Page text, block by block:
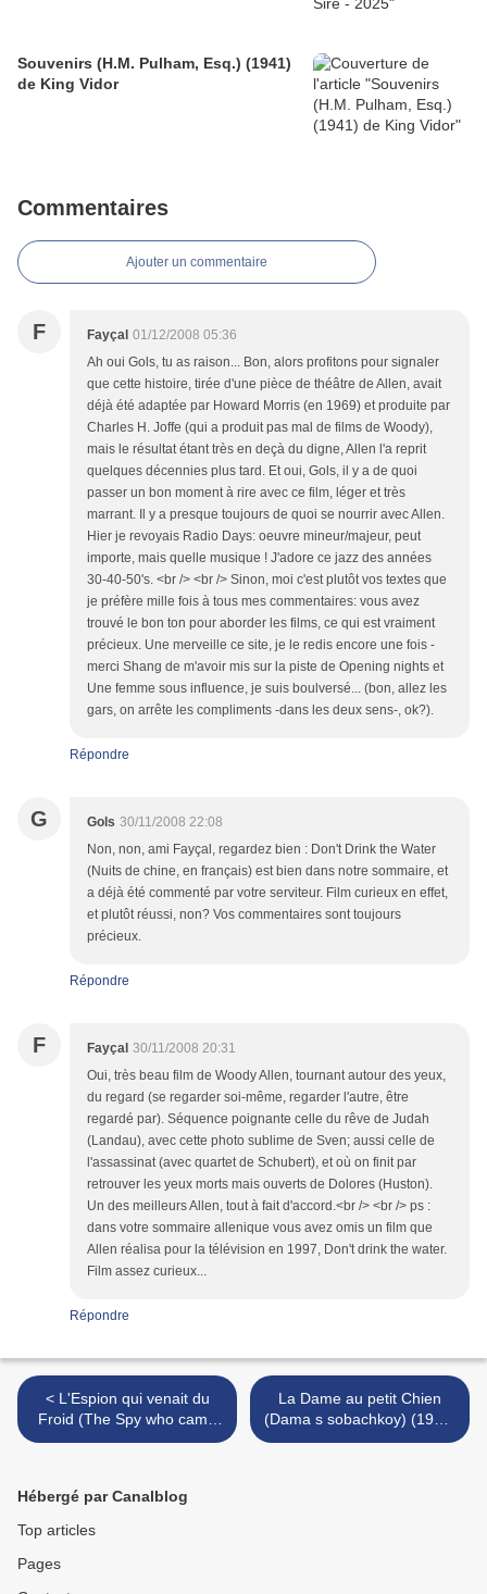
Souvenirs (H.M. Pulham, Esq.) (1941)
de King Vidor
Commentaires
Ajouter un commentaire
F Fayçal 01/12/2008 05:36
Ah oui Gols, tu as raison... Bon, alors profitons pour signaler
que cette histoire, tirée d'une pièce de théâtre de Allen, avait
déjà été adaptée par Howard Morris (en 1969) et produite par
Charles H. Joffe (qui a produit pas mal de films de Woody),
mais le résultat étant très en deçà du digne, Allen l'a reprit
quelques décennies plus tard. Et oui, Gols, il y a de quoi
passer un bon moment à rire avec ce film, léger et très
marrant. Il y a presque toujours de quoi se nourrir avec Allen.
Hier je revoyais Radio Days: oeuvre mineur/majeur, peut
importe, mais quelle musique ! J'adore ce jazz des années
30-40-50's. <br /> <br /> Sinon, moi c'est plutôt vos textes que
je préfère mille fois à tous mes commentaires: vous avez
trouvé le bon ton pour aborder les films, ce qui est vraiment
précieux. Une merveille ce site, je le redis encore une fois -
merci Shang de m'avoir mis sur la piste de Opening nights et
Une femme sous influence, je suis boulversé... (bon, allez les
gars, on arrête les compliments -dans les deux sens-, ok?).
Répondre
G Gols 30/11/2008 22:08
Non, non, ami Fayçal, regardez bien : Don't Drink the Water
(Nuits de chine, en français) est bien dans notre sommaire, et
a déjà été commenté par votre serviteur. Film curieux en effet,
et plutôt réussi, non? Vos commentaires sont toujours
précieux.
Répondre
F Fayçal 30/11/2008 20:31
Oui, très beau film de Woody Allen, tournant autour des yeux,
du regard (se regarder soi-même, regarder l'autre, être
regardé par). Séquence poignante celle du rêve de Judah
(Landau), avec cette photo sublime de Sven; aussi celle de
l'assassinat (avec quartet de Schubert), et où on finit par
retrouver les yeux morts mais ouverts de Dolores (Huston).
Un des meilleurs Allen, tout à fait d'accord.<br /> <br /> ps :
dans votre sommaire allenique vous avez omis un film que
Allen réalisa pour la télévision en 1997, Don't drink the water.
Film assez curieux...
Répondre
< L'Espion qui venait du
Froid (The Spy who came
in from the Cold) (1965) de
La Dame au petit Chien
(Dama s sobachkoy) (1960)
de Iosif Kheifits >
Hébergé par Canalblog
Top articles
Pages